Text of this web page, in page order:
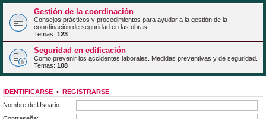
c
Gestión de la coordinación
Consejos prácticos y procedimientos para ayudar a la gestión de la
coordinación de seguridad en las obras.
Temas: 123
Seguridad en edificación
Como prevenir los accidentes laborales. Medidas preventivas y de seguridad.
Temas: 108
IDENTIFICARSE • REGISTRARSE
Nombre de Usuario: